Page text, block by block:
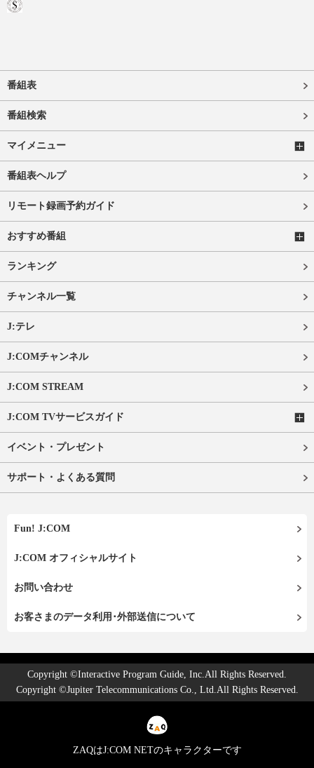
番組表
番組検索
マイメニュー
番組表ヘルプ
リモート録画予約ガイド
おすすめ番組
ランキング
チャンネル一覧
J:テレ
J:COMチャンネル
J:COM STREAM
J:COM TVサービスガイド
イベント・プレゼント
サポート・よくある質問
Fun! J:COM
J:COM オフィシャルサイト
お問い合わせ
お客さまのデータ利用･外部送信について
Copyright ©Interactive Program Guide, Inc.All Rights Reserved.
Copyright ©Jupiter Telecommunications Co., Ltd.All Rights Reserved.
ZAQはJ:COM NETのキャラクターです